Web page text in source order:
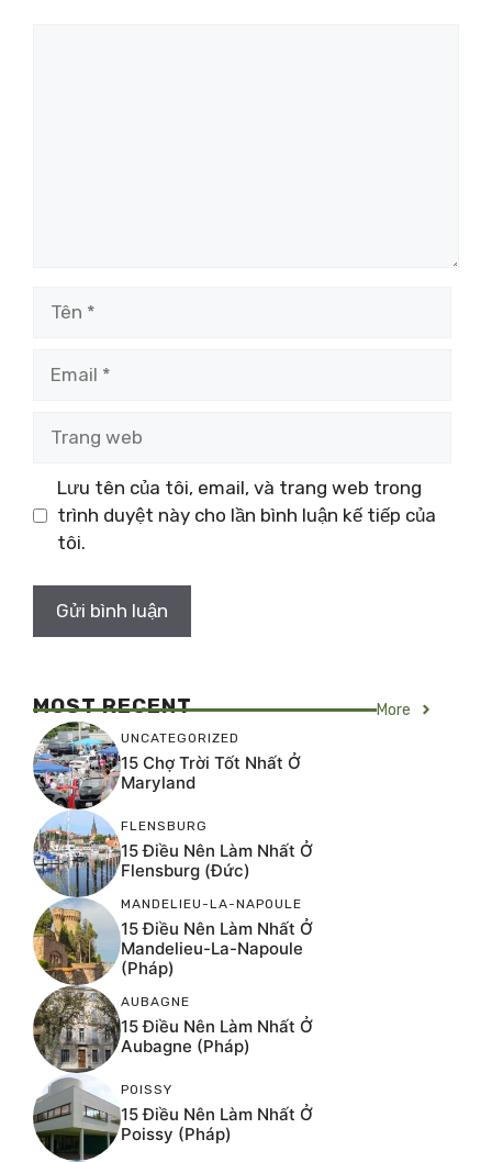
Lưu tên của tôi, email, và trang web trong
trình duyệt này cho lần bình luận kế tiếp của
tôi.
MOST RECENT More
UNCATEGORIZED
15 Chợ Trời Tốt Nhất Ở
Maryland
FLENSBURG
15 Điều Nên Làm Nhất Ở
Flensburg (Đức)
MANDELIEU-LA-NAPOULE
15 Điều Nên Làm Nhất Ở
Mandelieu-La-Napoule
(Pháp)
AUBAGNE
15 Điều Nên Làm Nhất Ở
Aubagne (Pháp)
POISSY
15 Điều Nên Làm Nhất Ở
Poissy (Pháp)